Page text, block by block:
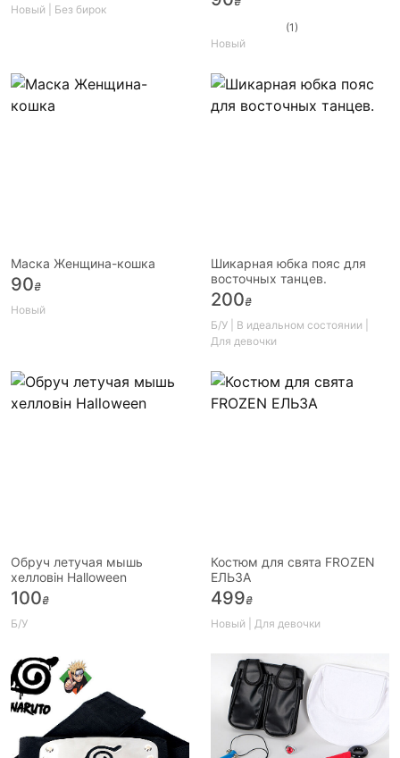
Новый | Без бирок
(1)
Новый
Маска Женщина-кошка
90₴
Новый
Шикарная юбка пояс для
восточных танцев.
200₴
Б/У | В идеальном состоянии |
Для девочки
Обруч летучая мышь
хелловін Halloween
100₴
Б/У
Костюм для свята FROZEN
ЕЛЬЗА
499₴
Новый | Для девочки